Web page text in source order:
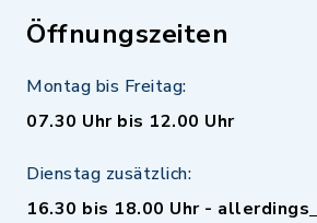
Öffnungszeiten
Montag bis Freitag:
07.30 Uhr bis 12.00 Uhr
Dienstag zusätzlich:
16.30 bis 18.00 Uhr - allerdings